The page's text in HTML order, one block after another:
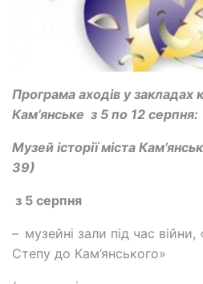
Програма аходів у закладах
Кам’янське з 5 по 12 серпня:
Музей історії міста
39)
з 5 серпня
– музейні зали під час
Степу до Кам’янського»